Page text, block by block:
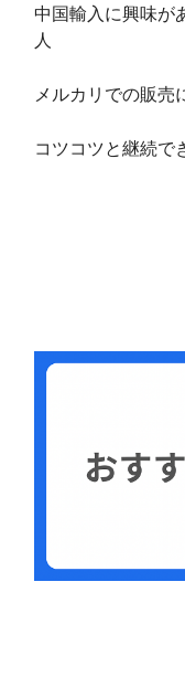
中国輸入に興味が
人
メルカリでの販売
コツコツと継続で